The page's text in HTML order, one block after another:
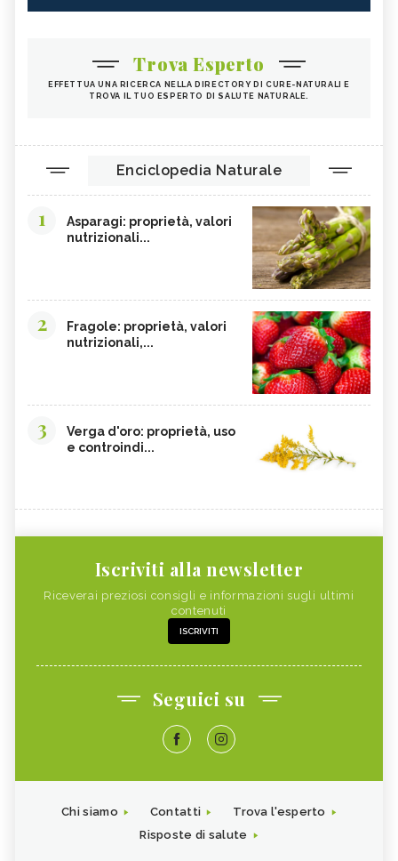
Trova Esperto
EFFETTUA UNA RICERCA NELLA DIRECTORY DI CURE-NATURALI E
TROVA IL TUO ESPERTO DI SALUTE NATURALE.
Enciclopedia Naturale
1
Asparagi: proprietà, valori
nutrizionali...
2
Fragole: proprietà, valori
nutrizionali,...
3
Verga d'oro: proprietà, uso
e controindi...
Iscriviti alla newsletter
Riceverai preziosi consigli e informazioni sugli ultimi
contenuti
ISCRIVITI
Seguici su
Chi siamo Contatti
Trova l'esperto
Risposte di salute